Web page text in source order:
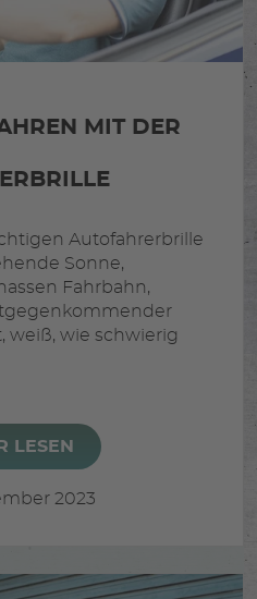
MIT DER
Autofahrerbrille
Sonne,
Fahrbahn,
weiß, wie schwierig
LESEN
2023